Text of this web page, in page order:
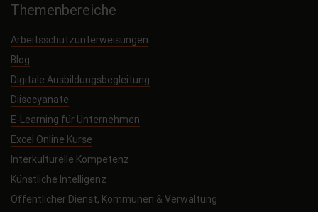
Themenbereiche
Arbeitsschutzunterweisungen
Blog
Digitale Ausbildungsbegleitung
Diisocyanate
E-Learning für Unternehmen
Excel Online Kurse
Interkulturelle Kompetenz
Künstliche Intelligenz
Öffentlicher Dienst, Kommunen & Verwaltung